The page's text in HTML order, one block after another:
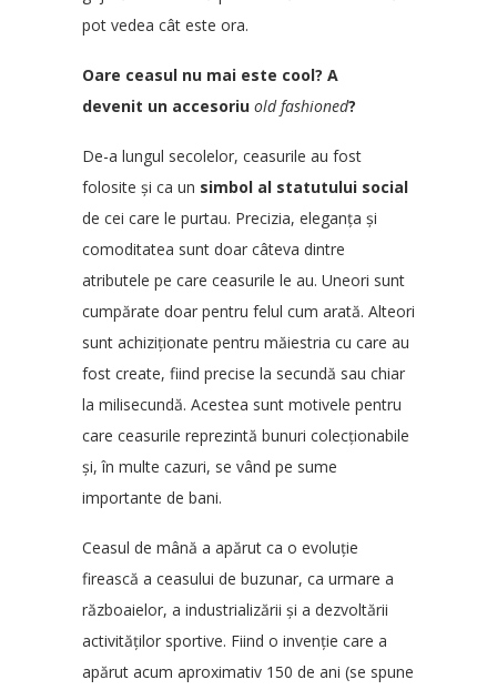
pot vedea cât este ora.
Oare ceasul nu mai este cool? A
devenit un accesoriu old fashioned?
De-a lungul secolelor, ceasurile au fost
folosite și ca un simbol al statutului social
de cei care le purtau. Precizia, eleganța și
comoditatea sunt doar câteva dintre
atributele pe care ceasurile le au. Uneori sunt
cumpărate doar pentru felul cum arată. Alteori
sunt achiziționate pentru măiestria cu care au
fost create, fiind precise la secundă sau chiar
la milisecundă. Acestea sunt motivele pentru
care ceasurile reprezintă bunuri colecționabile
și, în multe cazuri, se vând pe sume
importante de bani.
Ceasul de mână a apărut ca o evoluție
firească a ceasului de buzunar, ca urmare a
războaielor, a industrializării și a dezvoltării
activităților sportive. Fiind o invenție care a
apărut acum aproximativ 150 de ani (se spune